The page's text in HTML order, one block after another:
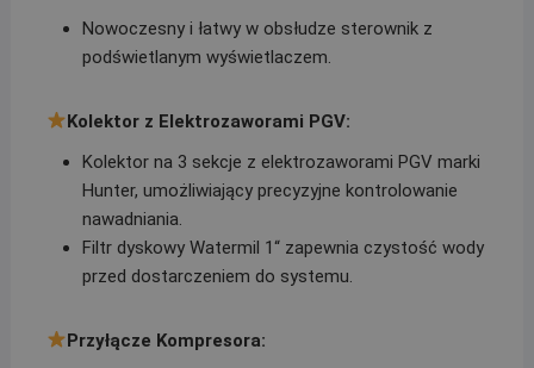
Nowoczesny i łatwy w obsłudze sterownik z
podświetlanym wyświetlaczem.
Kolektor z Elektrozaworami PGV:
Kolektor na 3 sekcje z elektrozaworami PGV marki
Hunter, umożliwiający precyzyjne kontrolowanie
nawadniania.
Filtr dyskowy Watermil 1“ zapewnia czystość wody
przed dostarczeniem do systemu.
Przyłącze Kompresora: